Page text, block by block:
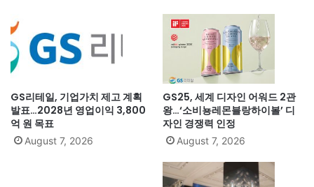
GS리테일, 기업가치 제고 계획
발표…2028년 영업이익 3,800
억 원 목표
August 7, 2026
GS25, 세계 디자인 어워드 2관
왕…‘소비뇽레몬블랑하이볼’ 디
자인 경쟁력 인정
August 7, 2026